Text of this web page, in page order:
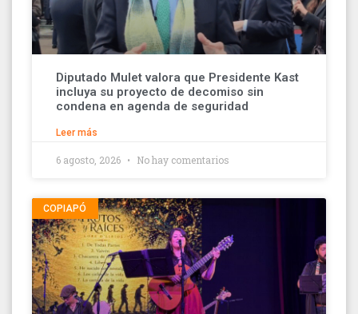
Diputado Mulet valora que Presidente Kast
incluya su proyecto de decomiso sin
condena en agenda de seguridad
Leer más
6 agosto, 2026 No hay comentarios
COPIAPÓ